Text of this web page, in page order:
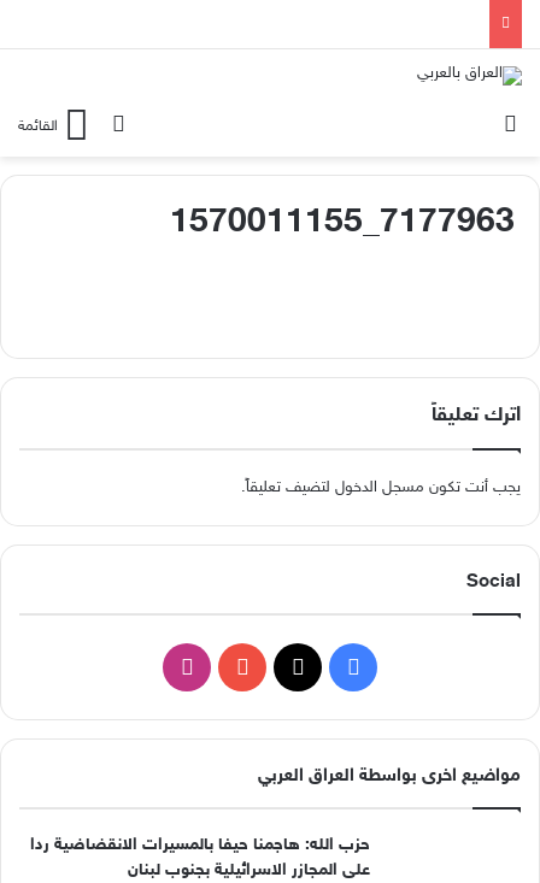
القائمةبحث عن
7177963_1570011155
اترك تعليقاً
يجب أنت تكون مسجل الدخول لتضيف تعليقاً.
Social
ي
س
ب
و
X
Y
u
T
ن
ت
ق
مواضيع اخرى بواسطة العراق العربي
حزب الله: هاجمنا حيفا بالمسيرات الانقضاضية ردا
على المجازر الاسرائيلية بجنوب لبنان